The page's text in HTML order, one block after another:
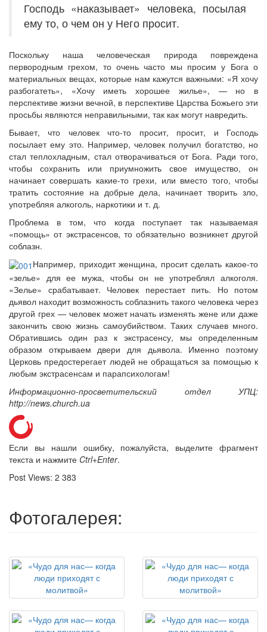
Господь «наказывает» человека, посылая
ему то, о чем он у Него просит.
Поскольку наша человеческая природа повреждена
первородным грехом, то очень часто мы просим у Бога о
материальных вещах, которые нам кажутся важными: «Я хочу
разбогатеть», «Хочу иметь хорошее жилье», — но в
перспективе жизни вечной, в перспективе Царства Божьего эти
просьбы являются неправильными, так как могут навредить.
Бывает, что человек что-то просит, просит, и Господь
посылает ему это. Например, человек получил богатство, но
стал теплохладным, стал отворачиваться от Бога. Ради того,
чтобы сохранить или приумножить свое имущество, он
начинает совершать какие-то грехи, или вместо того, чтобы
тратить состояние на добрые дела, начинает творить зло,
употребляя алкоголь, наркотики и т. д.
Проблема в том, что когда поступает так называемая
«помощь» от экстрасенсов, то обязательно возникнет другой
соблазн.
Например, приходит женщина, просит сделать какое-то
«зелье» для ее мужа, чтобы он не употреблял алкоголя.
«Зелье» срабатывает. Человек перестает пить. Но потом
дьявол находит возможность соблазнить такого человека через
другой грех — человек может начать изменять жене или даже
закончить свою жизнь самоубийством. Таких случаев много.
Обратившись один раз к экстрасенсу, мы определенным
образом открываем двери для дьявола. Именно поэтому
Церковь предостерегает людей не обращаться за помощью к
любым экстрасенсам и парапсихологам!
Информационно-просветительский отдел УПЦ:
http://news.church.ua
Если вы нашли ошибку, пожалуйста, выделите фрагмент
текста и нажмите Ctrl+Enter.
Post Views: 2 383
Фотогалерея: